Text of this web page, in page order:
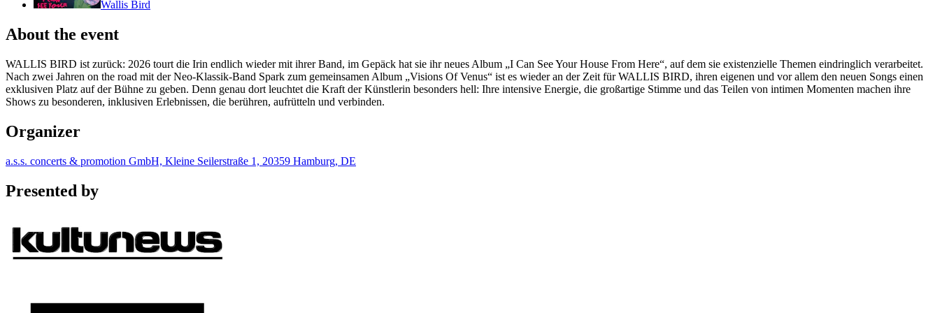
Wallis Bird
About the event
WALLIS BIRD ist zurück: 2026 tourt die Irin endlich wieder mit ihrer Band, im Gepäck hat sie ihr neues Album „I Can See Your House From Here“, auf dem sie existenzielle Themen eindringlich verarbeitet.
Nach zwei Jahren on the road mit der Neo-Klassik-Band Spark zum gemeinsamen Album „Visions Of Venus“ ist es wieder an der Zeit für WALLIS BIRD, ihren eigenen und vor allem den neuen Songs einen
exklusiven Platz auf der Bühne zu geben. Denn genau dort leuchtet die Kraft der Künstlerin besonders hell: Ihre intensive Energie, die großartige Stimme und das Teilen von intimen Momenten machen ihre
Shows zu besonderen, inklusiven Erlebnissen, die berühren, aufrütteln und verbinden.
Organizer
a.s.s. concerts & promotion GmbH, Kleine Seilerstraße 1, 20359 Hamburg, DE
Presented by